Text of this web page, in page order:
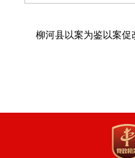
柳河县以案为鉴以案促